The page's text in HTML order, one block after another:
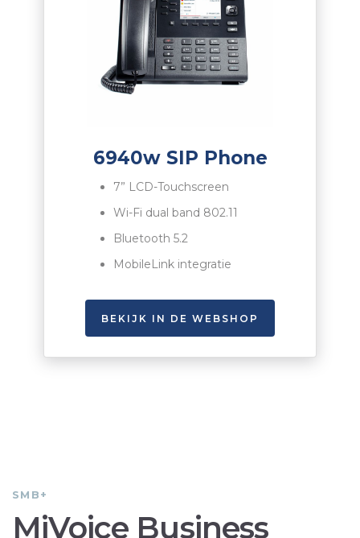
6940w SIP Phone
7” LCD-Touchscreen
Wi-Fi dual band 802.11
Bluetooth 5.2
MobileLink integratie
BEKIJK IN DE WEBSHOP
SMB+
MiVoice Business